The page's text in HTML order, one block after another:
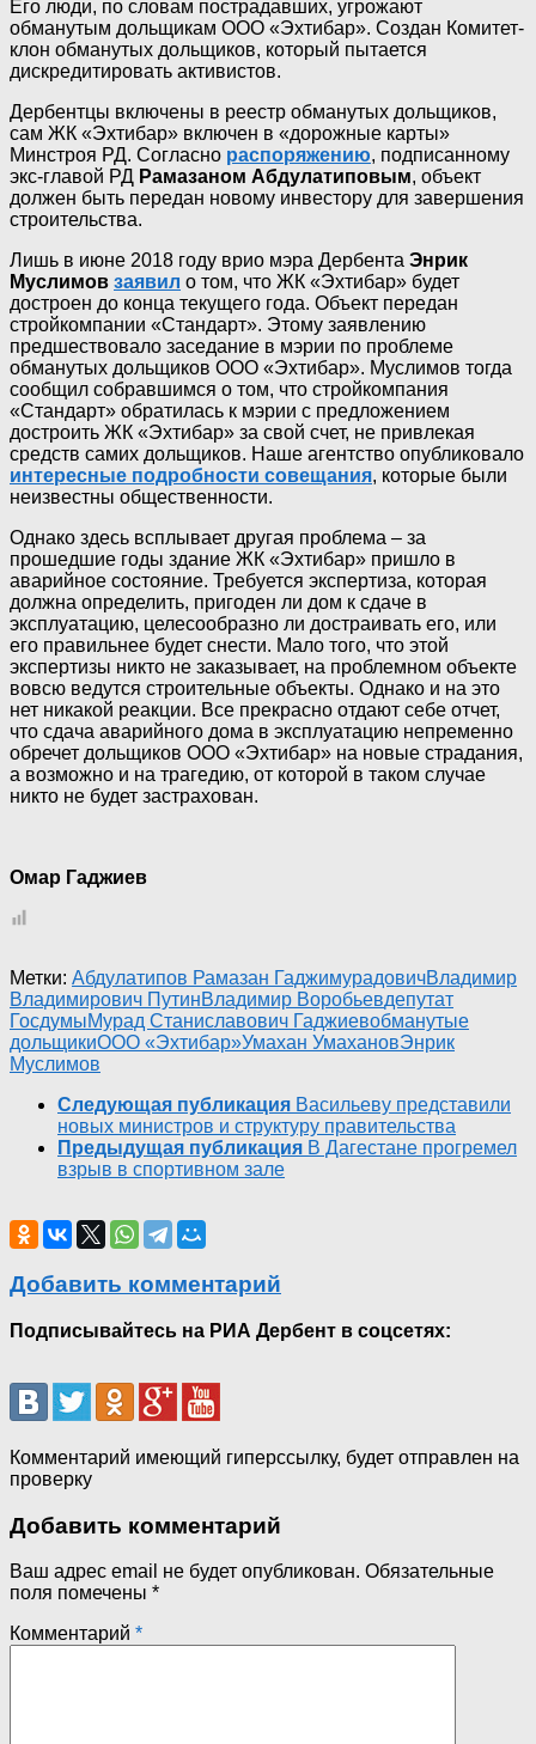
Его люди, по словам пострадавших, угрожают
обманутым дольщикам ООО «Эхтибар». Создан Комитет-
клон обманутых дольщиков, который пытается
дискредитировать активистов.
Дербентцы включены в реестр обманутых дольщиков,
сам ЖК «Эхтибар» включен в «дорожные карты»
Минстроя РД. Согласно распоряжению, подписанному
экс-главой РД Рамазаном Абдулатиповым, объект
должен быть передан новому инвестору для завершения
строительства.
Лишь в июне 2018 году врио мэра Дербента Энрик
Муслимов заявил о том, что ЖК «Эхтибар» будет
достроен до конца текущего года. Объект передан
стройкомпании «Стандарт». Этому заявлению
предшествовало заседание в мэрии по проблеме
обманутых дольщиков ООО «Эхтибар». Муслимов тогда
сообщил собравшимся о том, что стройкомпания
«Стандарт» обратилась к мэрии с предложением
достроить ЖК «Эхтибар» за свой счет, не привлекая
средств самих дольщиков. Наше агентство опубликовало
интересные подробности совещания, которые были
неизвестны общественности.
Однако здесь всплывает другая проблема – за
прошедшие годы здание ЖК «Эхтибар» пришло в
аварийное состояние. Требуется экспертиза, которая
должна определить, пригоден ли дом к сдаче в
эксплуатацию, целесообразно ли достраивать его, или
его правильнее будет снести. Мало того, что этой
экспертизы никто не заказывает, на проблемном объекте
вовсю ведутся строительные объекты. Однако и на это
нет никакой реакции. Все прекрасно отдают себе отчет,
что сдача аварийного дома в эксплуатацию непременно
обречет дольщиков ООО «Эхтибар» на новые страдания,
а возможно и на трагедию, от которой в таком случае
никто не будет застрахован.
Омар Гаджиев
Метки: Абдулатипов Рамазан ГаджимурадовичВладимир
Владимирович ПутинВладимир Воробьевдепутат
ГосдумыМурад Станиславович Гаджиевобманутые
дольщикиООО «Эхтибар»Умахан УмахановЭнрик
Муслимов
Следующая публикация Васильеву представили
новых министров и структуру правительства
Предыдущая публикация В Дагестане прогремел
взрыв в спортивном зале
Добавить комментарий
Подписывайтесь на РИА Дербент в соцсетях:
Комментарий имеющий гиперссылку, будет отправлен на
проверку
Добавить комментарий
Ваш адрес email не будет опубликован. Обязательные
поля помечены *
Комментарий *